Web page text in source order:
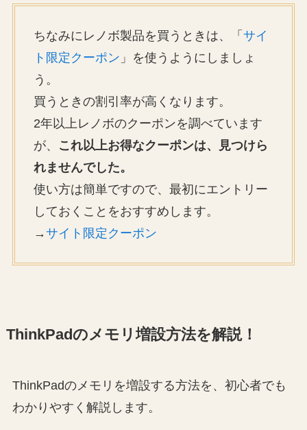
ちなみにレノボ製品を買うときは、「 サイ
ト限定クーポン 」を使うようにしましょ
う。
買うときの割引率が高くなります。
2年以上レノボのクーポンを調べています
が、
これ以上お得なクーポンは、見つけら
れませんでした。
使い方は簡単ですので、最初にエントリー
しておくことをおすすめします。
→サイト限定クーポン
ThinkPadのメモリ増設方法を解説！
ThinkPadのメモリを増設する方法を、初心者でも
わかりやすく解説します。